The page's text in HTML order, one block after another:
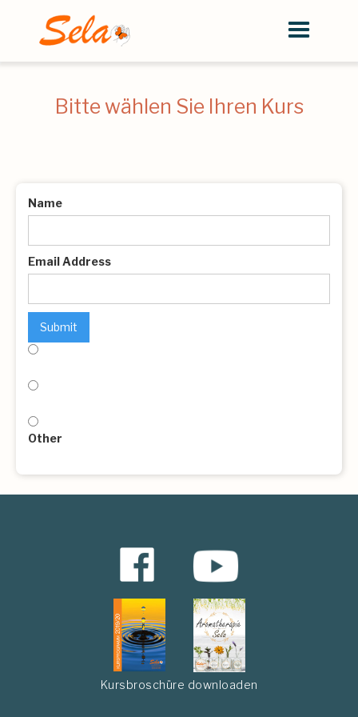
Bitte wählen Sie Ihren Kurs
Name
Email Address
Other
Kursbroschüre downloaden